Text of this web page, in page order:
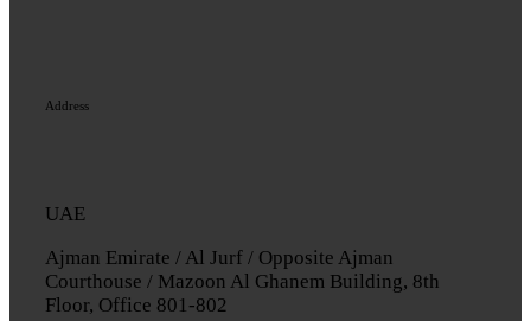
Address
UAE
Ajman Emirate / Al Jurf / Opposite Ajman
Courthouse / Mazoon Al Ghanem Building, 8th
Floor, Office 801-802